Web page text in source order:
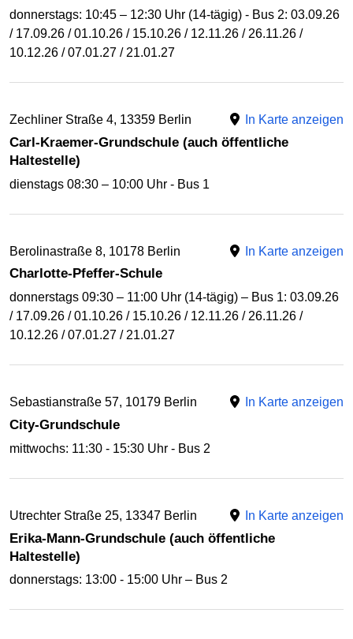
donnerstags: 10:45 – 12:30 Uhr (14-tägig) - Bus 2: 03.09.26
/ 17.09.26 / 01.10.26 / 15.10.26 / 12.11.26 / 26.11.26 /
10.12.26 / 07.01.27 / 21.01.27
Zechliner Straße 4, 13359 Berlin In Karte anzeigen
Carl-Kraemer-Grundschule (auch öffentliche
Haltestelle)
dienstags 08:30 – 10:00 Uhr - Bus 1
Berolinastraße 8, 10178 Berlin In Karte anzeigen
Charlotte-Pfeffer-Schule
donnerstags 09:30 – 11:00 Uhr (14-tägig) – Bus 1: 03.09.26
/ 17.09.26 / 01.10.26 / 15.10.26 / 12.11.26 / 26.11.26 /
10.12.26 / 07.01.27 / 21.01.27
Sebastianstraße 57, 10179 Berlin In Karte anzeigen
City-Grundschule
mittwochs: 11:30 - 15:30 Uhr - Bus 2
Utrechter Straße 25, 13347 Berlin In Karte anzeigen
Erika-Mann-Grundschule (auch öffentliche
Haltestelle)
donnerstags: 13:00 - 15:00 Uhr – Bus 2